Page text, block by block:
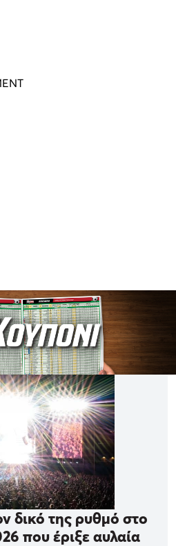
δικό της ρυθμό στο
που έριξε αυλαία